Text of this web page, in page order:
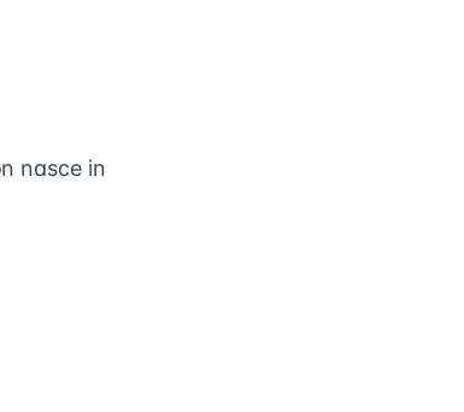
nasce in